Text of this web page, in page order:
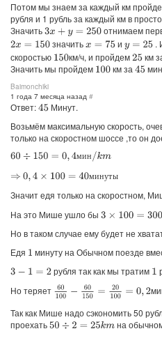
Потом мы знаем за каждый км
рубля и 1 рубль за каждый км в
Значить3x+y=250
отнимаем
2x= 150 значитьx=75 и y=25 .
скоростью 150км/ч, и пройдем25км
Значить мы пройдем 100км за 45
Baimonchiki
1 года 7 месяца назад #
Ответ:45Минут.
Возьмём максимальную скорость,
только на скоростном шоссе ,то он
мин
60 ÷150=0 4м ин/km
⇒
минуты
0,4× 100=40минуты
Значит едя только на скоростном,
На это Мише ушло бы 3 ×100=300
Но в таком случае ему будет не
Едя 1 минуту на Обычном поезде
3 −1 =2 рубля так как мы тратим 1
Но теряет 60100 −60150 =20 100 =0 ,2
Так как Мише надо сэкономить 50
проехать50 ÷2=25k m
на